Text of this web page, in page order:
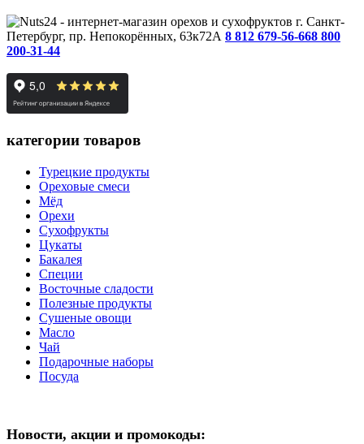
г. Санкт-
Петербург, пр. Непокорённых, 63к72А 8 812 679-56-668 800
200-31-44
категории товаров
Турецкие продукты
Ореховые смеси
Мёд
Орехи
Сухофрукты
Цукаты
Бакалея
Специи
Восточные сладости
Полезные продукты
Сушеные овощи
Масло
Чай
Подарочные наборы
Посуда
Новости, акции и промокоды: